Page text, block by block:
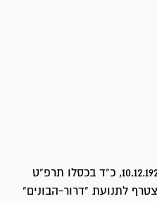
אליעזר בן נתן ופאולה. נולד ב- 10.12.1928, כ"ד בכסלו תרפ"ט
לתנועת "דרור-הבונים"